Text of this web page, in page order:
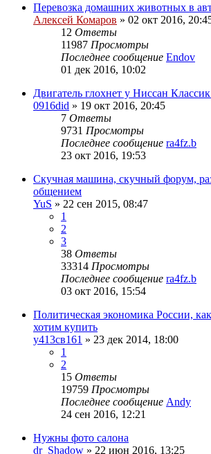
Перевозка домашних животных в
Алексей Комаров » 02 окт 2016,
12 Ответы
11987 Просмотры
Последнее сообщение Endov
01 дек 2016, 10:02
Двигатель глохнет у Ниссан
0916did » 19 окт 2016, 20:45
7 Ответы
9731 Просмотры
Последнее сообщение ra4fz.b
23 окт 2016, 19:53
Скучная машина, скучный форум,
общением
YuS » 22 сен 2015, 08:47
1
2
3
38 Ответы
33314 Просмотры
Последнее сообщение ra4fz.b
03 окт 2016, 15:54
Политическая экономика России,
хотим купить
у413св161 » 23 дек 2014, 18:00
1
2
15 Ответы
19759 Просмотры
Последнее сообщение Andy
24 сен 2016, 12:21
Нужны фото салона
dr_Shadow » 22 июн 2016, 13:25